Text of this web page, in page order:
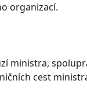
organizací.
ministra,
cest